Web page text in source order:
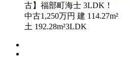
古】福部町海士 3LDK！
中古1,250万円 建 114.27m²
土 192.28m²3LDK